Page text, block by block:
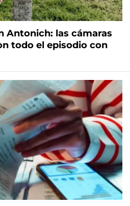
Antonich: las cámaras
todo el episodio con